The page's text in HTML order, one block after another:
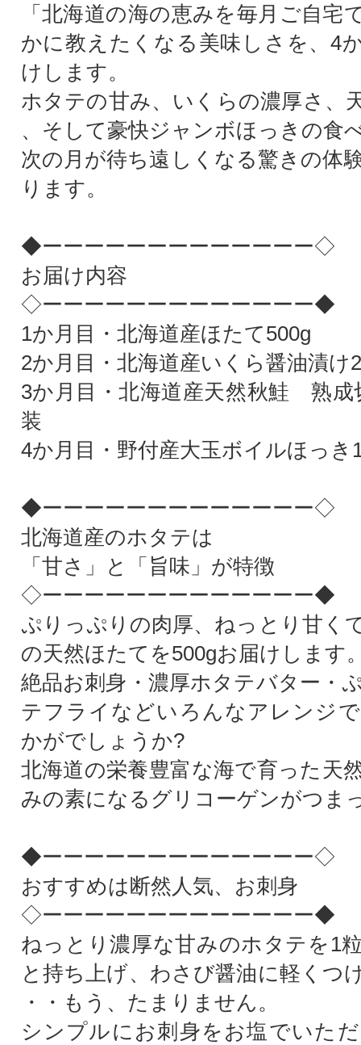
「北海道の海の恵みを毎月ご自
かに教えたくなる美味しさを、4
けします。
ホタテの甘み、いくらの濃厚さ、
、そして豪快ジャンボほっきの食
次の月が待ち遠しくなる驚きの体
ります。
◆ーーーーーーーーーーーーー◇
お届け内容
◇ーーーーーーーーーーーーー◆
1か月目・北海道産ほたて500g
2か月目・北海道産いくら醤油漬け
3か月目・北海道産天然秋鮭 熟成
装
4か月目・野付産大玉ボイルほっき
◆ーーーーーーーーーーーーー◇
北海道産のホタテは
「甘さ」と「旨味」が特徴
◇ーーーーーーーーーーーーー◆
ぷりっぷりの肉厚、ねっとり甘く
の天然ほたてを500gお届けします
絶品お刺身・濃厚ホタテバター・
テフライなどいろんなアレンジ
かがでしょうか?
北海道の栄養豊富な海で育った天
みの素になるグリコーゲンがつま
◆ーーーーーーーーーーーーー◇
おすすめは断然人気、お刺身
◇ーーーーーーーーーーーーー◆
ねっとり濃厚な甘みのホタテを1
と持ち上げ、わさび醤油に軽くつ
・・もう、たまりません。
シンプルにお刺身をお塩でいた